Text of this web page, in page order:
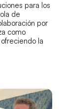
para los
de
por
como
la